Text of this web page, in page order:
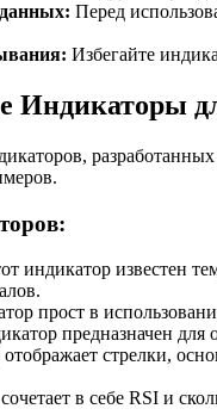
Перед
Избегайте
Индикаторы
индикатор известен
прост в
предназначен
стрелки,
в себе RSI и